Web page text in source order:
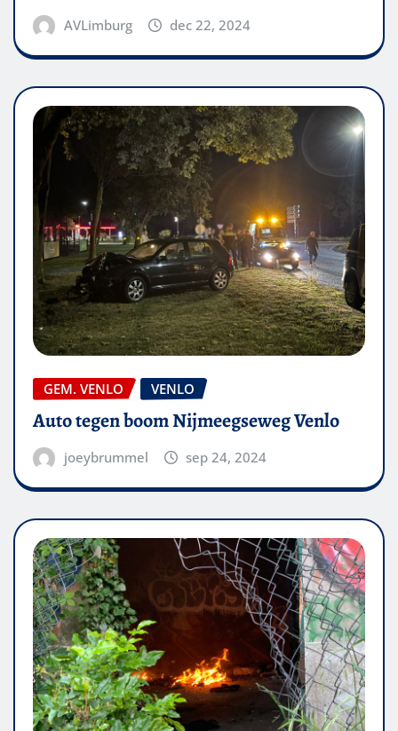
AVLimburg dec 22, 2024
GEM. VENLO VENLO
Auto tegen boom Nijmeegseweg Venlo
joeybrummel sep 24, 2024